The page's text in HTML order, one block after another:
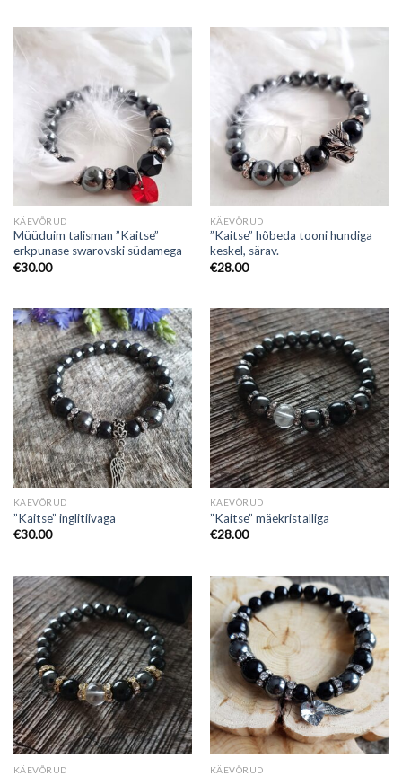
KÄEVÕRUD
Müüduim talisman ”Kaitse”
erkpunase swarovski südamega
€30.00
KÄEVÕRUD
”Kaitse” hõbeda tooni hundiga
keskel, särav.
€28.00
KÄEVÕRUD
”Kaitse” inglitiivaga
€30.00
KÄEVÕRUD
”Kaitse” mäekristalliga
€28.00
KÄEVÕRUD KÄEVÕRUD